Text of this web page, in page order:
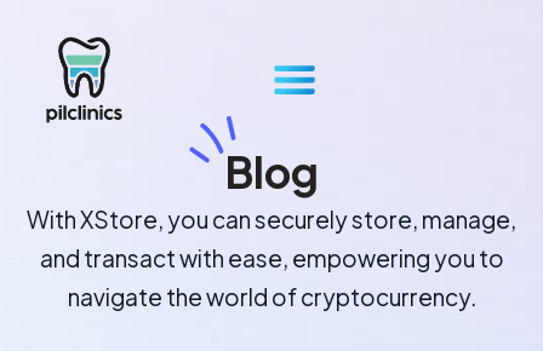
Blog
With XStore, you can securely store, manage,
and transact with ease, empowering you to
navigate the world of cryptocurrency.